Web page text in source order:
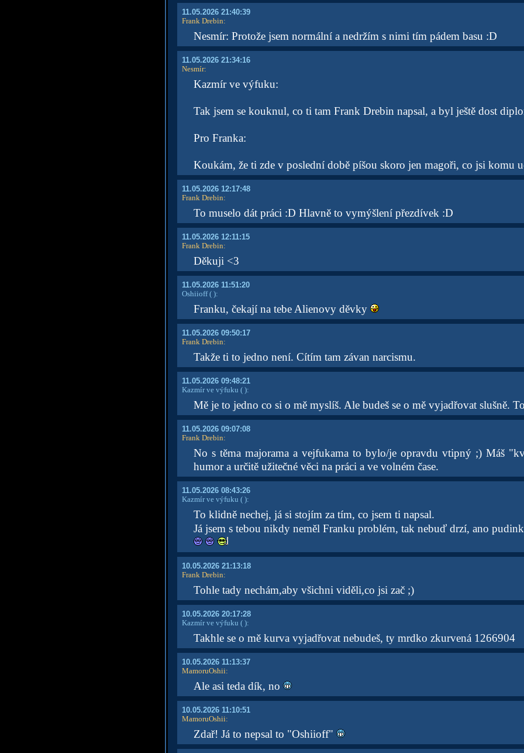
11.05.2026 21:40:39
Frank Drebin:
Nesmír: Protože jsem normální a nedržím s nimi tím pádem basu :D
11.05.2026 21:34:16
Nesmír:
Kazmír ve výfuku:
Tak jsem se kouknul, co ti tam Frank Drebin napsal, a byl ještě dost
Pro Franka:
Koukám, že ti zde v poslední době píšou skoro jen magoři, co jsi komu
11.05.2026 12:17:48
Frank Drebin:
To muselo dát práci :D Hlavně to vymýšlení přezdívek :D
11.05.2026 12:11:15
Frank Drebin:
Děkuji <3
11.05.2026 11:51:20
Oshiioff( ):
Franku, čekají na tebe Alienovy děvky
11.05.2026 09:50:17
Frank Drebin:
Takže ti to jedno není. Cítím tam závan narcismu.
11.05.2026 09:48:21
Kazmír ve výfuku ( ):
Mě je to jedno co si o mě myslíš. Ale budeš se o mě vyjadřovat slušně.
11.05.2026 09:07:08
Frank Drebin:
No s těma majorama a vejfukama to bylo/je opravdu vtipný ;) Máš
humor a určitě užitečné věci na práci a ve volném čase.
11.05.2026 08:43:26
Kazmír ve výfuku ( ):
To klidně nechej, já si stojím za tím, co jsem ti napsal.
Já jsem s tebou nikdy neměl Franku problém, tak nebuď drzí, ano
10.05.2026 21:13:18
Frank Drebin:
Tohle tady nechám,aby všichni viděli,co jsi zač ;)
10.05.2026 20:17:28
Kazmír ve výfuku ( ):
Takhle se o mě kurva vyjadřovat nebudeš, ty mrdko zkurvená 1266904
10.05.2026 11:13:37
MamoruOshii:
Ale asi teda dík, no
10.05.2026 11:10:51
MamoruOshii:
Zdař! Já to nepsal to "Oshiioff"